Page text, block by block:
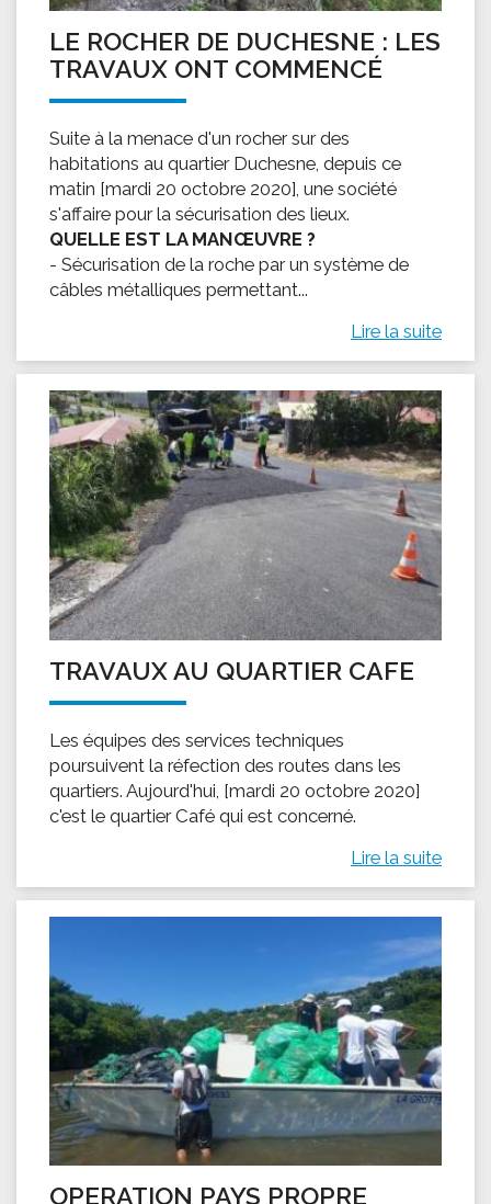
LE ROCHER DE DUCHESNE : LES
TRAVAUX ONT COMMENCÉ
Suite à la menace d'un rocher sur des
habitations au quartier Duchesne, depuis ce
matin [mardi 20 octobre 2020], une société
s'affaire pour la sécurisation des lieux.
QUELLE EST LA MANŒUVRE ?
- Sécurisation de la roche par un système de
câbles métalliques permettant...
Lire la suite
TRAVAUX AU QUARTIER CAFE
Les équipes des services techniques
poursuivent la réfection des routes dans les
quartiers. Aujourd'hui, [mardi 20 octobre 2020]
c'est le quartier Café qui est concerné.
Lire la suite
OPERATION PAYS PROPRE